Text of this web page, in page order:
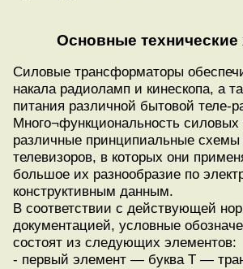
Основные технические
Силовые трансформаторы
накала радиоламп и кинескопа, а
питания различной бытовой теле-
Много¬функциональность
различные принципиальные схемы
телевизоров, в которых они
большое их разнообразие по
конструктивным данным.
В соответствии с действующей
документацией, условные
состоят из следующих элементов:
- первый элемент — буква Т —